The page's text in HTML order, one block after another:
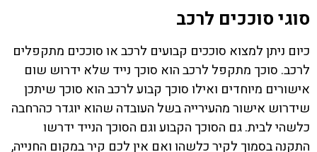
סוגי סוככים לרכב
כיום ניתן למצוא סוככים קבועים לרכב או סוככים מתקפלים
לרכב. סוכך מתקפל לרכב הוא סוכך נייד שלא ידרוש שום
אישורים מיוחדים ואילו סוכך קבוע לרכב הוא סוכך שיתכן
שידרוש אישור מהעירייה בשל העובדה שהוא יוגדר כהרחבה
כלשהי לבית. גם הסוכך הקבוע וגם הסוכך הנייד ידרשו
התקנה בסמוך לקיר כלשהו ואם אין לכם קיר במקום החנייה,